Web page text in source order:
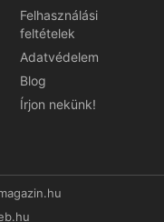
Felhasználási
feltételek
Adatvédelem
Blog
Írjon nekünk!